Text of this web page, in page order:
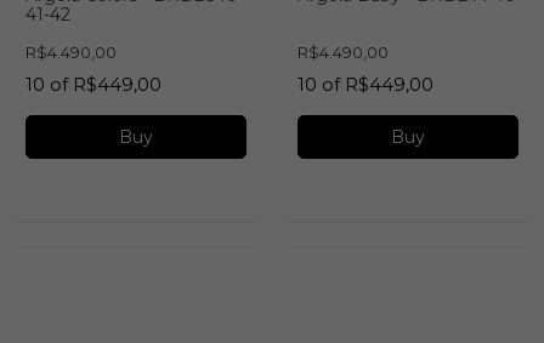
41-42
R$4.490,00
10 of R$449,00
R$4.490,00
10 of R$449,00
Buy